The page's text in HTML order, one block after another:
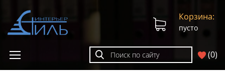
(0)
Корзина:
пусто